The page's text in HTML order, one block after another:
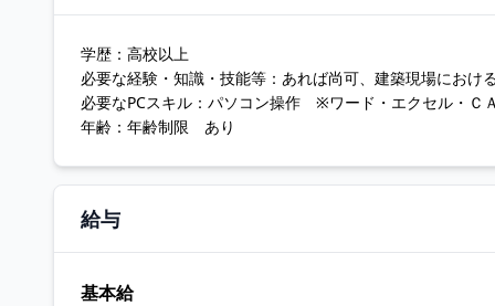
学歴：高校以上
必要な経験・知識・技能等：あれば尚可、建築現場にお
必要なPCスキル：パソコン操作 ※ワード・エクセル・
年齢：年齢制限 あり
給与
基本給